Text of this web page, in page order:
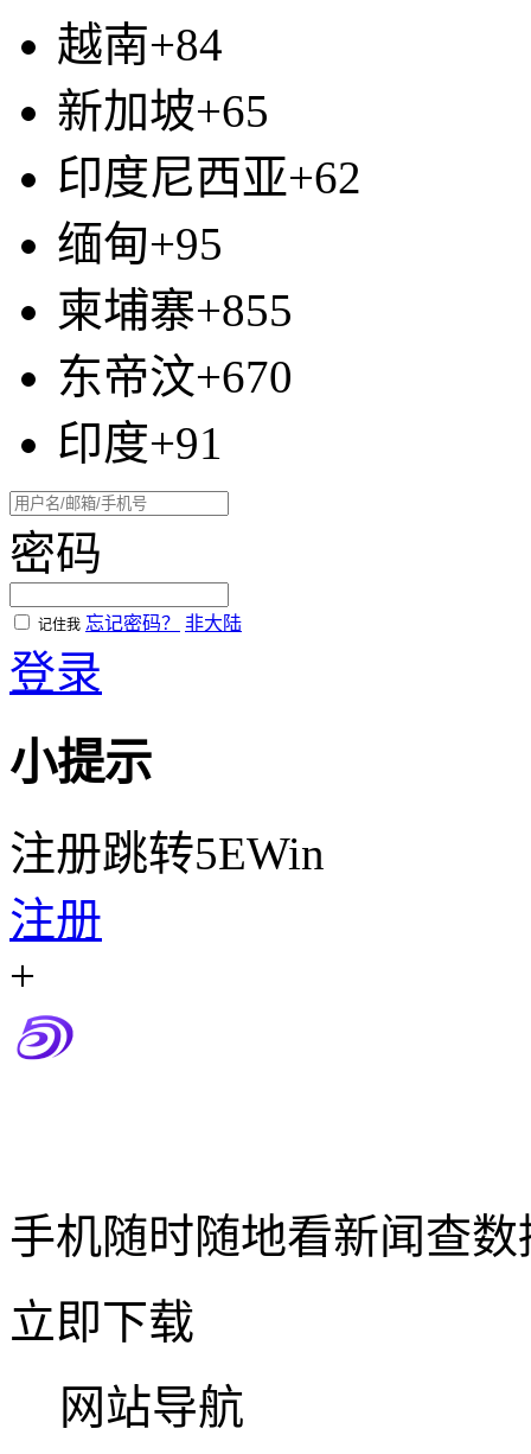
越南+84
新加坡+65
印度尼西亚+62
缅甸+95
柬埔寨+855
东帝汶+670
印度+91
密码
记住我 忘记密码？ 非大陆
登录
小提示
注册跳转5EWin
注册
+
手机随时随地看新闻查数
立即下载
网站导航